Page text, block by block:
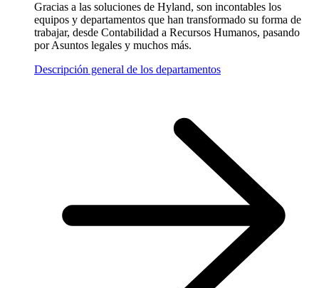
Gracias a las soluciones de Hyland, son incontables los
equipos y departamentos que han transformado su forma de
trabajar, desde Contabilidad a Recursos Humanos, pasando
por Asuntos legales y muchos más.
Descripción general de los departamentos